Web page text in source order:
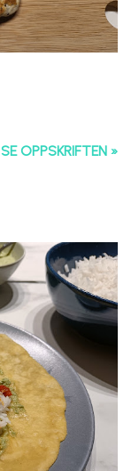
SE OPPSKRIFTEN »